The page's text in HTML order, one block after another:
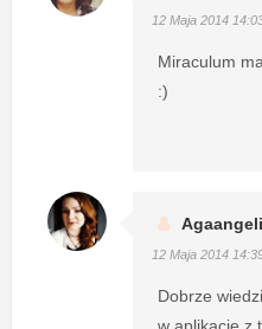
12 Maja 2014
Miraculum
:)
12 Maja 2014
Dobrze